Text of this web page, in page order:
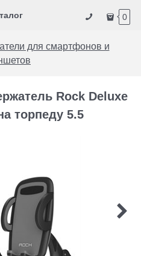
0
для смартфонов и
Rock Deluxe
торпеду 5.5